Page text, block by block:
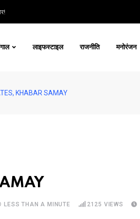
लाइफस्टाइल राजनीति मनोरंजन
KHABAR SAMAY
LESS THAN A MINUTE 2125 VIEWS